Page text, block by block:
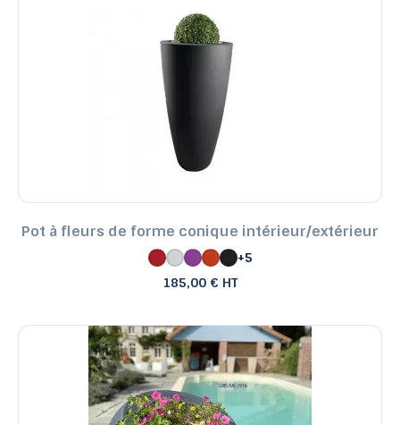
Pot à fleurs de forme conique intérieur/extérieur
+5
185,00 € HT